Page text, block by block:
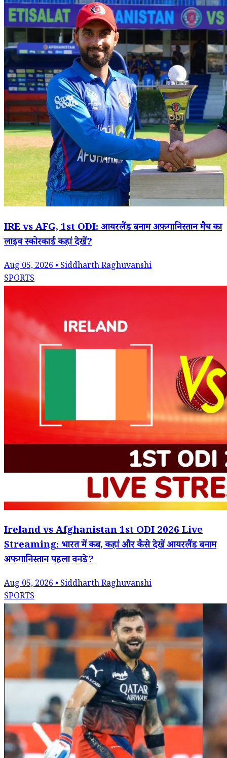
IRE vs AFG, 1st ODI: आयरलैंड बनाम अफ़गानिस्तान मैच का
लाइव स्कोरकार्ड कहां देखें?
Aug 05, 2026 • Siddharth Raghuvanshi
SPORTS
Ireland vs Afghanistan 1st ODI 2026 Live
Streaming: भारत में कब, कहां और कैसे देखें आयरलैंड बनाम
अफगानिस्तान पहला वनडे?
Aug 05, 2026 • Siddharth Raghuvanshi
SPORTS